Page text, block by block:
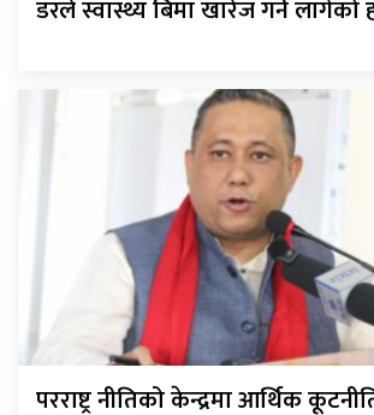
डरले स्वास्थ्य बिमा खारेज गर्न लागेको
परराष्ट्र नीतिको केन्द्रमा आर्थिक